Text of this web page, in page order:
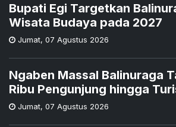
Bupati Egi Targetkan
Wisata Budaya pada 2027
Jumat, 07 Agustus 2026
Ngaben Massal Balinuraga
Ribu Pengunjung hingga
Jumat, 07 Agustus 2026